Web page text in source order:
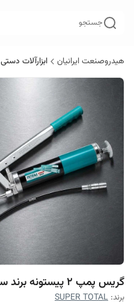
جستجو
هیدروصنعت ایرانیان ابزارآلات دستی
گریس پمپ 2 پیستونه برند سوپر توتال 600CC اورجینال
برند: SUPER TOTAL